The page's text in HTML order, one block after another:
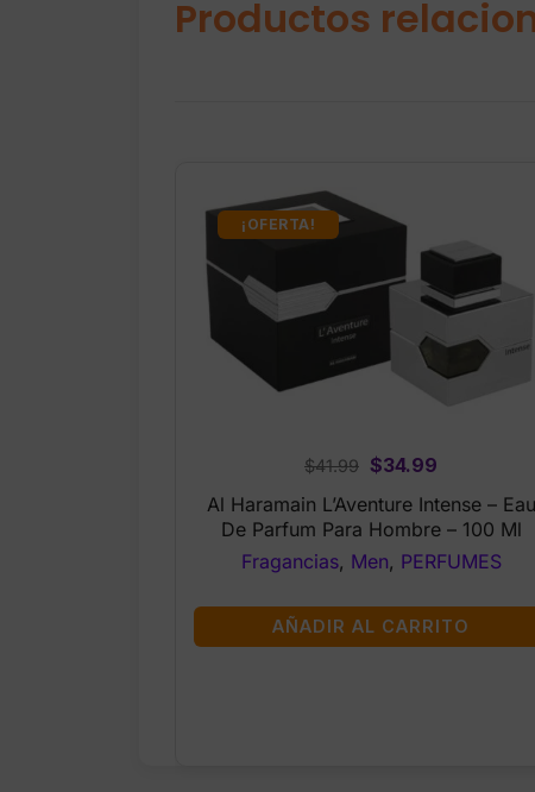
Productos
¡OFERTA!
$41.99 Original
was:
$41.99.
$34.99
is:
$34.99.
Al Haramain L’Aventure Intense – Eau
De Parfum Para Hombre – 100 Ml
Fragancias, Men, PERFUMES
AÑADIR AL CARRITO